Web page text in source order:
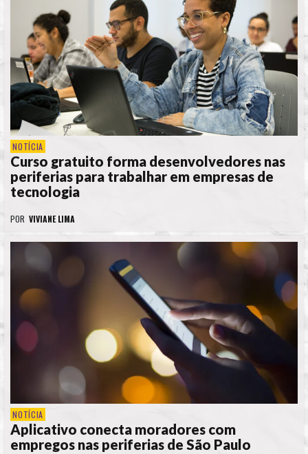
NOTÍCIA
Curso gratuito forma desenvolvedores nas
periferias para trabalhar em empresas de
tecnologia
POR VIVIANE LIMA
NOTÍCIA
Aplicativo conecta moradores com
empregos nas periferias de São Paulo